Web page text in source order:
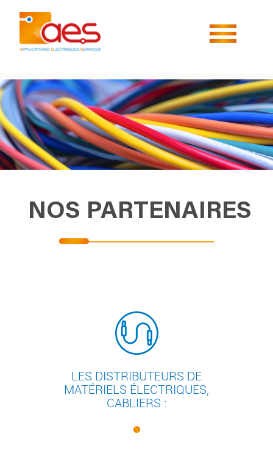
NOS PARTENAIRES
LES DISTRIBUTEURS DE
MATÉRIELS ÉLECTRIQUES,
CABLIERS :